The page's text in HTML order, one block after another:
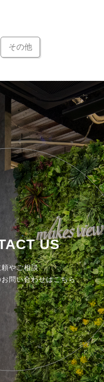
その他
US
頼やご相談
問い合わせはこちら